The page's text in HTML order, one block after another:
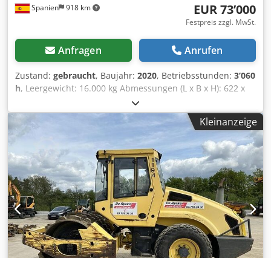
Spanien 918 km EUR 73’000
Festpreis zzgl. MwSt.
Anfragen Anrufen
Zustand: gebraucht, Baujahr: 2020, Betriebsstunden: 3’060
h, Leergewicht: 16.000 kg Abmessungen (L x B x H): 622 x
230 x 299 cm Motortyp: Deutz DEUTZ TCD4.1 L-4 Dodpjygu
Rvsfx Ad Ijkr = Weitere Optionen und Zubehör = -
Sitzheizung
Kleinanzeige